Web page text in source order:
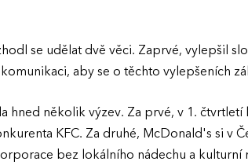
se udělat dvě věci. Zaprvé, vylepšil
aby se o těchto vylepšeních
hned několik výzev. Za prvé, v 1.
KFC. Za druhé, McDonald's si v
bez lokálního nádechu a kulturní